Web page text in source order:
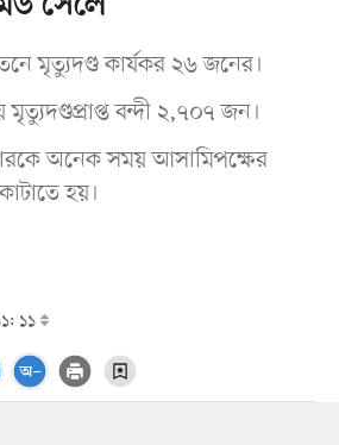
মৃত্যুদণ্ড কার্যকর ২৬ জনের।
বন্দী ২,৭০৭ জন।
অনেক সময় আসামিপক্ষের
হয়।
১১